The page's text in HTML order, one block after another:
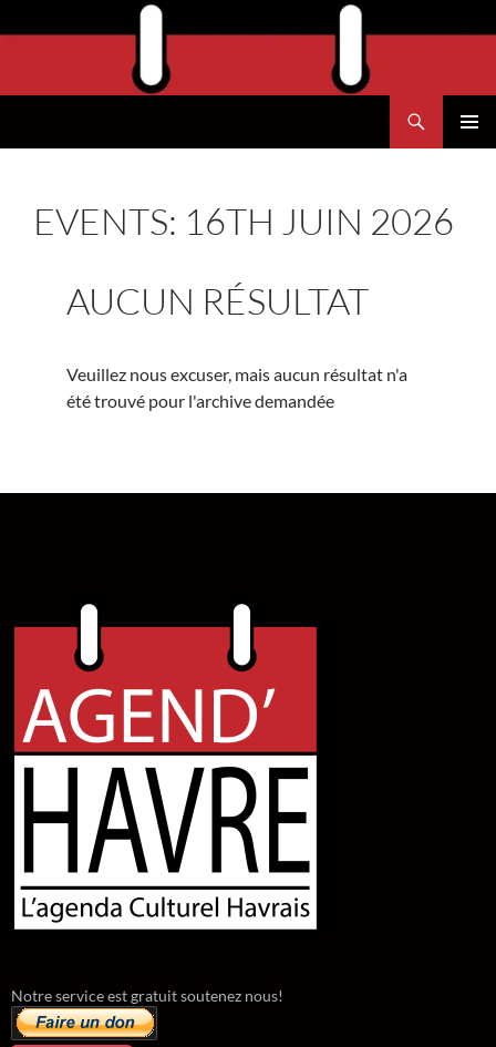
au
EVENTS: 16TH JUIN 2026
AUCUN RÉSULTAT
Veuillez nous excuser, mais aucun résultat n'a
été trouvé pour l'archive demandée
Notre service est gratuit soutenez nous!